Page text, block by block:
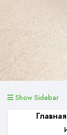
Show Sidebar
Главная